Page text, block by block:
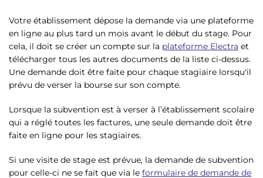
Votre établissement dépose la demande via une plateforme
en ligne au plus tard un mois avant le début du stage. Pour
cela, il doit se créer un compte sur la plateforme Electra et
télécharger tous les autres documents de la liste ci-dessus.
Une demande doit être faite pour chaque stagiaire lorsqu'il
prévu de verser la bourse sur son compte.
Lorsque la subvention est à verser à l’établissement scolaire
qui a réglé toutes les factures, une seule demande doit être
faite en ligne pour les stagiaires.
Si une visite de stage est prévue, la demande de subvention
pour celle-ci ne se fait que via le formulaire de demande de